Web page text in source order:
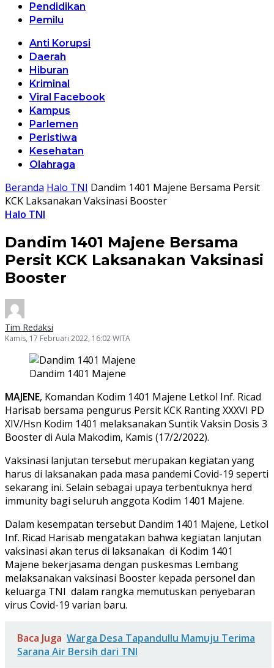
Pendidikan
Pemilu
Anti Korupsi
Daerah
Hiburan
Kriminal
Viral Facebook
Kampus
Parlemen
Peristiwa
Kesehatan
Olahraga
Beranda Halo TNI Dandim 1401 Majene Bersama Persit
KCK Laksanakan Vaksinasi Booster
Halo TNI
Dandim 1401 Majene Bersama
Persit KCK Laksanakan Vaksinasi
Booster
Tim Redaksi
Kamis, 17 Februari 2022, 16:02 WITA
Dandim 1401 Majene
MAJENE, Komandan Kodim 1401 Majene Letkol Inf. Ricad
Harisab bersama pengurus Persit KCK Ranting XXXVI PD
XIV/Hsn Kodim 1401 melaksanakan Suntik Vaksin Dosis 3
Booster di Aula Makodim, Kamis (17/2/2022).
Vaksinasi lanjutan tersebut merupakan kegiatan yang
harus di laksanakan pada masa pandemi Covid-19 seperti
sekarang ini. Selain sebagai upaya terbentuknya herd
immunity bagi seluruh anggota Kodim 1401 Majene.
Dalam kesempatan tersebut Dandim 1401 Majene, Letkol
Inf. Ricad Harisab mengatakan bahwa kegiatan lanjutan
vaksinasi akan terus di laksanakan di Kodim 1401
Majene bekerjasama dengan puskesmas Lembang
melaksanakan vaksinasi Booster kepada personel dan
keluarga TNI dalam rangka memutuskan penyebaran
virus Covid-19 varian baru.
Baca Juga Warga Desa Tapandullu Mamuju Terima
Sarana Air Bersih dari TNI